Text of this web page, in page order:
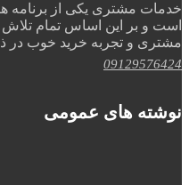
خدمات مشتری یکی از برنامه
است و بر این اساس تمام تلاش
مشتری و تجربه خرید خوب در
09129576424
نوشته های عمومی